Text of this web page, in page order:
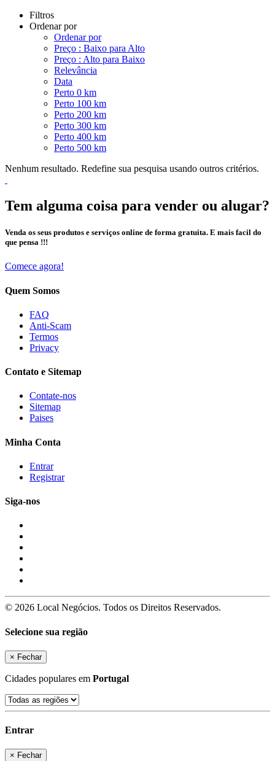
Filtros
Ordenar por
Ordenar por
Preço : Baixo para Alto
Preço : Alto para Baixo
Relevância
Data
Perto 0 km
Perto 100 km
Perto 200 km
Perto 300 km
Perto 400 km
Perto 500 km
Nenhum resultado. Redefine sua pesquisa usando outros critérios.
Tem alguma coisa para vender ou alugar?
Venda os seus produtos e serviços online de forma gratuita. E mais facil do
que pensa !!!
Comece agora!
Quem Somos
FAQ
Anti-Scam
Termos
Privacy
Contato e Sitemap
Contate-nos
Sitemap
Paises
Minha Conta
Entrar
Registrar
Siga-nos
© 2026 Local Negócios. Todos os Direitos Reservados.
Selecione sua região
× Fechar
Cidades populares em Portugal
Entrar
× Fechar